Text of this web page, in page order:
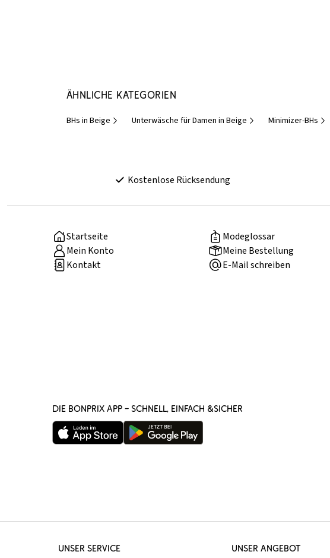
Ähnliche Kategorien
BHs in Beige Unterwäsche für Damen in Beige Minimizer-BHs
Kostenlose Rücksendung
Startseite
Modeglossar
Mein Konto
Meine Bestellung
Kontakt
E-Mail schreiben
DIE BONPRIX APP – SCHNELL, EINFACH &SICHER
UNSER SERVICE UNSER ANGEBOT